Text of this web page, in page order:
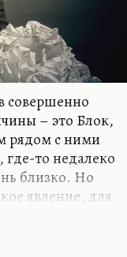
совершенно
– это Блок,
рядом с ними
то недалеко
близко. Но
явление, для
семерку
ряду